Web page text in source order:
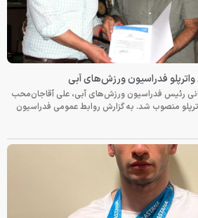
فدراسیون ورزش‌های آبی
رئیس فدراسیون ورزش‌های آبی، علی آقاجان‌محب
منصوب شد. به گزارش روابط عمومی فدراسیون